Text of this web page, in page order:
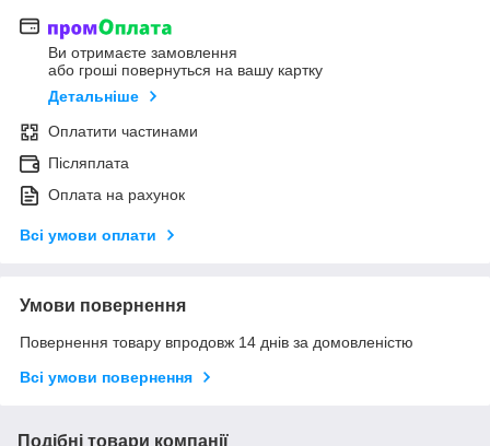
Ви отримаєте замовлення
або гроші повернуться на вашу картку
Детальніше
Оплатити частинами
Післяплата
Оплата на рахунок
Всі умови оплати
Умови повернення
Повернення товару впродовж 14 днів за домовленістю
Всі умови повернення
Подібні товари компанії